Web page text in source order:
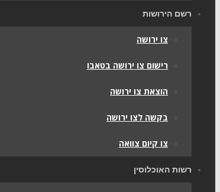
רשם הירושות
צו ירושה
רישום צו ירושה בטאבו
הוצאת צו ירושה
בקשה לצו ירושה
צו קיום צוואה
רשות האוכלוסין